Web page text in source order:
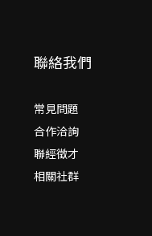
聯絡我們
常見問題
合作洽詢
聯經徵才
相關社群